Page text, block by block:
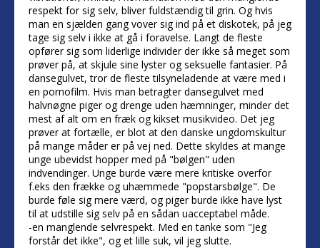
respekt for sig selv, bliver fuldstændig til grin. Og hvis
man en sjælden gang vover sig ind på et diskotek, på jeg
tage sig selv i ikke at gå i foravelse. Langt de fleste
opfører sig som liderlige individer der ikke så meget som
prøver på, at skjule sine lyster og seksuelle fantasier. På
dansegulvet, tror de fleste tilsyneladende at være med i
en pornofilm. Hvis man betragter dansegulvet med
halvnøgne piger og drenge uden hæmninger, minder det
mest af alt om en fræk og kikset musikvideo. Det jeg
prøver at fortælle, er blot at den danske ungdomskultur
på mange måder er på vej ned. Dette skyldes at mange
unge ubevidst hopper med på "bølgen" uden
indvendinger. Unge burde være mere kritiske overfor
f.eks den frække og uhæmmede "popstarsbølge". De
burde føle sig mere værd, og piger burde ikke have lyst
til at udstille sig selv på en sådan uacceptabel måde.
-en manglende selvrespekt. Med en tanke som "Jeg
forstår det ikke", og et lille suk, vil jeg slutte.